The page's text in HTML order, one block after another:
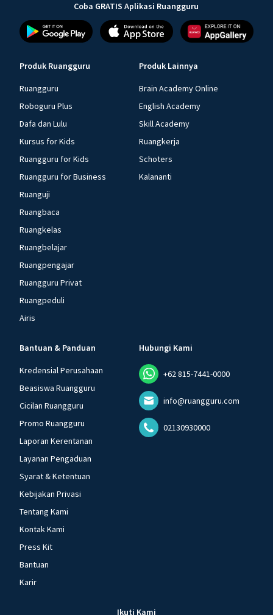
Coba GRATIS Aplikasi Ruangguru
Produk Ruangguru
Ruangguru
Roboguru Plus
Dafa dan Lulu
Kursus for Kids
Ruangguru for Kids
Ruangguru for Business
Ruanguji
Ruangbaca
Ruangkelas
Ruangbelajar
Ruangpengajar
Ruangguru Privat
Ruangpeduli
Airis
Produk Lainnya
Brain Academy Online
English Academy
Skill Academy
Ruangkerja
Schoters
Kalananti
Bantuan & Panduan
Kredensial Perusahaan
Beasiswa Ruangguru
Cicilan Ruangguru
Promo Ruangguru
Laporan Kerentanan
Layanan Pengaduan
Syarat & Ketentuan
Kebijakan Privasi
Tentang Kami
Kontak Kami
Press Kit
Bantuan
Karir
Hubungi Kami
+62 815-7441-0000
info@ruangguru.com
02130930000
Ikuti Kami